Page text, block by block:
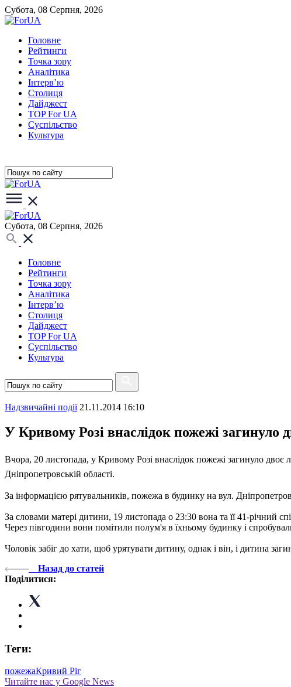
Субота, 08 Серпня, 2026
Головне
Рейтинги
Точка зору
Аналітика
Інтерв’ю
Столиця
Дайджест
TOP For UA
Суспiльство
Культура
Субота, 08 Серпня, 2026
Головне
Рейтинги
Точка зору
Аналітика
Інтерв’ю
Столиця
Дайджест
TOP For UA
Суспiльство
Культура
Надзвичайні події 21.11.2014 16:10
У Кривому Розі внаслідок пожежі загинуло
Вчора, 20 листопада, у Кривому Розі внаслідок пожежі загинуло
Дніпропетровській області.
За інформацією рятувальників, пожежа в будинку на вул.
За словами матері дитини, 19 листопада о 23:30 вона та її 41-річний
Через півгодини вони помітили полум'я в їхньому будинку і
Чоловік забіг до хати, щоб урятувати дитину, однак і він, і дитина
Назад до статей
Поділитися:
Теги:
пожежаКривий Ріг
Читайте нас у Google News